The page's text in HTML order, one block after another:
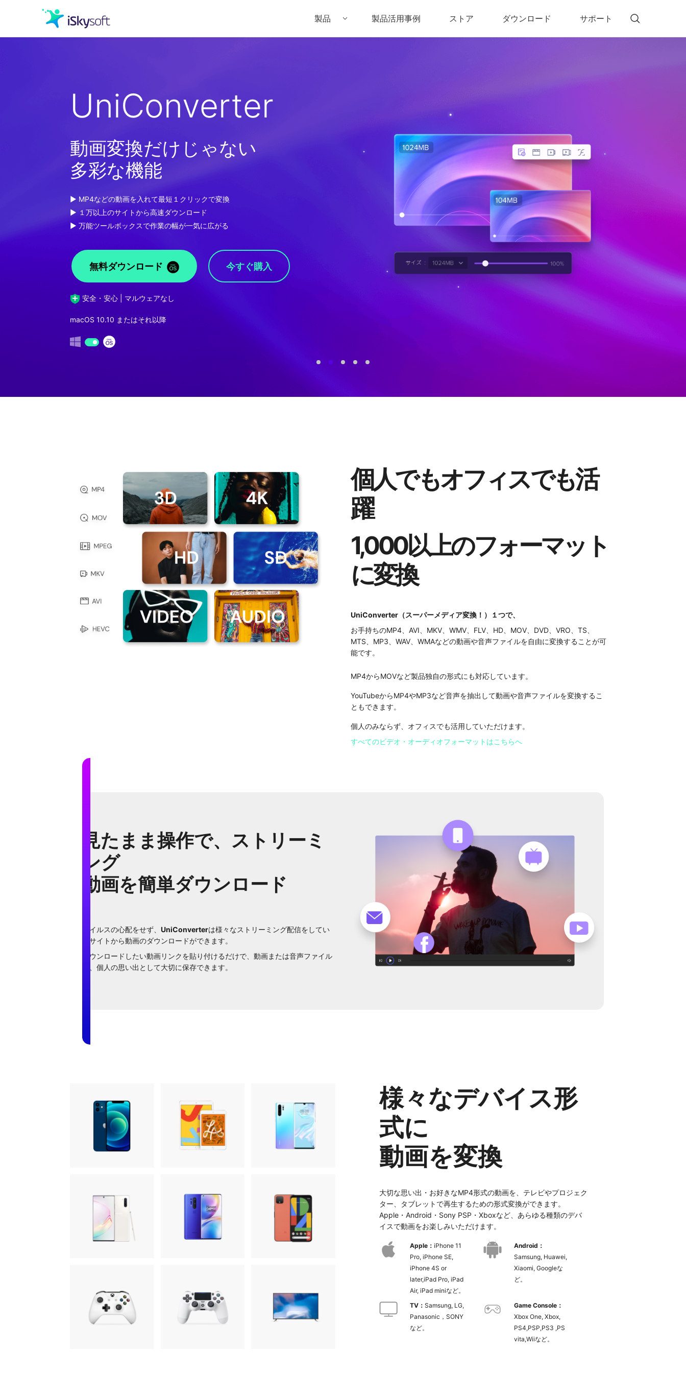
製品
オフィス効率化
ユーティリティ
製品活用事例 ストア ダウンロード サポート
UniConverter
動画変換だけじゃない
多彩な機能
▶ MP4などの動画を入れて最短１クリックで変換
▶ １万以上のサイトから高速ダウンロード
▶ 万能ツールボックスで作業の幅が一気に広がる
無料ダウンロード 今すぐ購入
安全・安心 | マルウェアなし
macOS 10.10 またはそれ以降
個人でもオフィスでも活
躍
1,000以上のフォーマット
に変換
UniConverter（スーパーメディア変換！）
１つで、
お手持ちのMP4、AVI、MKV、WMV、FLV、HD、MOV、DVD、VRO、TS、
MTS、MP3、WAV、WMAなどの動画や音声ファイルを自由に変換することが可
能です。
MP4からMOVなど製品独自の形式にも対応しています。
YouTubeからMP4やMP3など音声を抽出して動画や音声ファイルを変換するこ
ともできます。
個人のみならず、オフィスでも活用していただけます。
すべてのビデオ・オーディオフォーマットはこちらへ
見たまま操作で、ストリーミ
ング
動画を簡単ダウンロード
ウイルスの心配をせず、 UniConverterは様々なストリーミング配信をしてい
るサイトから動画のダウンロードができます。
ダウンロードしたい動画リンクを貼り付けるだけで、動画または音声ファイル
を、個人の思い出として大切に保存できます。
様々なデバイス形
式に
動画を変換
大切な思い出・お好きなMP4形式の動画を、テレビやプロジェク
ター、タブレットで再生するための形式変換ができます。
Apple・Android・Sony PSP・Xboxなど、あらゆる種類のデバ
イスで動画をお楽しみいただけます。
Apple： iPhone 11
Pro, iPhone SE,
iPhone 4S or
later,iPad Pro, iPad
Air, iPad miniなど。
Android：
Samsung, Huawei,
Xiaomi, Googleな
ど。
TV： Samsung, LG,
Panasonic，SONY
など。
Game Console：
Xbox One, Xbox,
PS4,PSP,PS3 ,PS
vita,Wiiなど。